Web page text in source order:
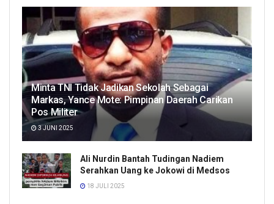
Minta TNI Tidak Jadikan Sekolah Sebagai
Markas, Yance Mote: Pimpinan Daerah Carikan
Pos Militer
3 JUNI 2025
Ali Nurdin Bantah Tudingan Nadiem
Serahkan Uang ke Jokowi di Medsos
18 JULI 2025